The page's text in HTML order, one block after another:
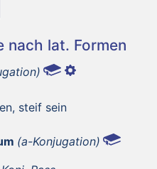
nach lat. Formen
steif sein
(a-Konjugation)